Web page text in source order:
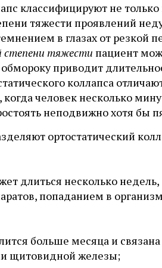
классифицируют не
тяжести проявлений
в глазах от резкой
степени тяжести пациент
обмороку приводит
коллапса
когда человек несколько
неподвижно хотя бы
ортостатический
длиться несколько
попаданием в
больше месяца и
щитовидной железы;